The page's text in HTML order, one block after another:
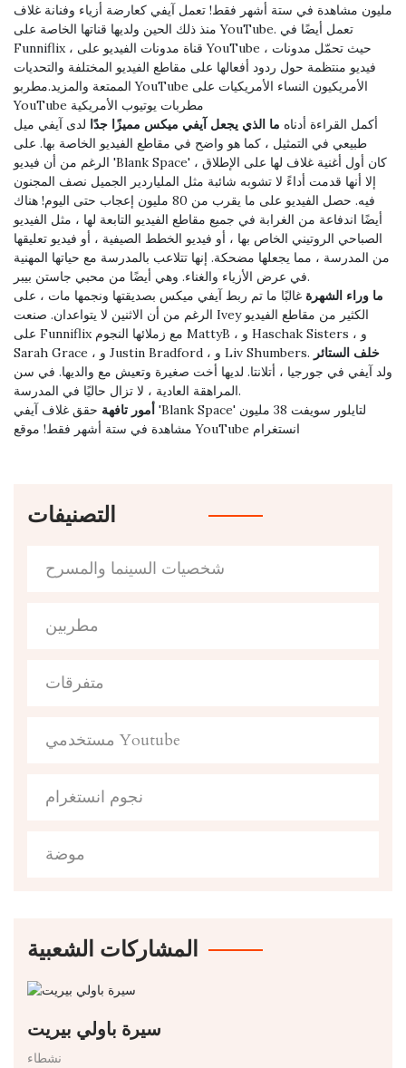
مليون مشاهدة في ستة أشهر فقط! تعمل آيفي كعارضة أزياء وفنانة غلاف
منذ ذلك الحين ولديها قناتها الخاصة على YouTube. تعمل أيضًا في
Funniflix ، قناة مدونات الفيديو على YouTube ، حيث تحمّل مدونات
فيديو منتظمة حول ردود أفعالها على مقاطع الفيديو المختلفة والتحديات
الممتعة والمزيد.مطربو YouTube الأمريكيون النساء الأمريكيات على
YouTube مطربات يوتيوب الأمريكية
أكمل القراءة أدناه ما الذي يجعل آيفي ميكس مميزًا جدًا لدى آيفي ميل
طبيعي في التمثيل ، كما هو واضح في مقاطع الفيديو الخاصة بها. على
الرغم من أن فيديو 'Blank Space' كان أول أغنية غلاف لها على الإطلاق ،
إلا أنها قدمت أداءً لا تشوبه شائبة مثل الملياردير الجميل نصف المجنون
فيه. حصل الفيديو على ما يقرب من 80 مليون إعجاب حتى اليوم! هناك
أيضًا اندفاعة من الغرابة في جميع مقاطع الفيديو التابعة لها ، مثل الفيديو
الصباحي الروتيني الخاص بها ، أو فيديو الخطط الصيفية ، أو فيديو تعليقها
من المدرسة ، مما يجعلها مضحكة. إنها تتلاعب بالمدرسة مع حياتها المهنية
في عرض الأزياء والغناء. وهي أيضًا من محبي جاستن بيبر.
ما وراء الشهرة غالبًا ما تم ربط آيفي ميكس بصديقتها ونجمها مات ، على
الرغم من أن الاثنين لا يتواعدان. صنعت Ivey الكثير من مقاطع الفيديو
على Funniflix مع زملائها النجوم MattyB ، و Haschak Sisters ، و
Sarah Grace ، و Justin Bradford ، و Liv Shumbers. خلف الستائر
ولد آيفي في جورجيا ، أتلانتا. لديها أخت صغيرة وتعيش مع والديها. في سن
المراهقة العادية ، لا تزال حاليًا في المدرسة.
أمور تافهة حقق غلاف آيفي 'Blank Space' لتايلور سويفت 38 مليون
مشاهدة في ستة أشهر فقط! موقع YouTube انستغرام
التصنيفات
شخصيات السينما والمسرح
مطربين
متفرقات
مستخدمي Youtube
نجوم انستغرام
موضة
المشاركات الشعبية
سيرة باولي بيريت
نشطاء